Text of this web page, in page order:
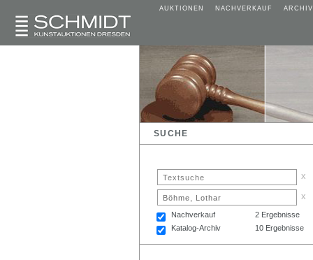
AUKTIONEN NACHVERKAUF ARCHIV
SUCHE
x
x
Nachverkauf
2 Ergebnisse
Katalog-Archiv
10 Ergebnisse